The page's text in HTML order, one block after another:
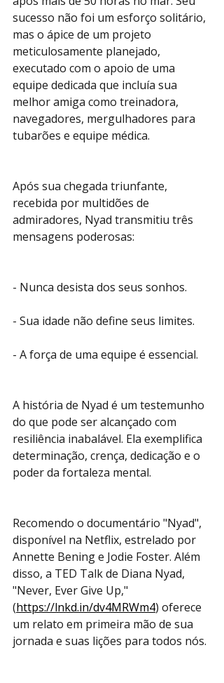
sucesso não foi um esforço solitário,
mas o ápice de um projeto
meticulosamente planejado,
executado com o apoio de uma
equipe dedicada que incluía sua
melhor amiga como treinadora,
navegadores, mergulhadores para
tubarões e equipe médica.
Após sua chegada triunfante,
recebida por multidões de
admiradores, Nyad transmitiu três
mensagens poderosas:
- Nunca desista dos seus sonhos.
- Sua idade não define seus limites.
- A força de uma equipe é essencial.
A história de Nyad é um testemunho
do que pode ser alcançado com
resiliência inabalável. Ela exemplifica
determinação, crença, dedicação e o
poder da fortaleza mental.
Recomendo o documentário "Nyad",
disponível na Netflix, estrelado por
Annette Bening e Jodie Foster. Além
disso, a TED Talk de Diana Nyad,
"Never, Ever Give Up,"
(https://lnkd.in/dv4MRWm4) oferece
um relato em primeira mão de sua
jornada e suas lições para todos nós.